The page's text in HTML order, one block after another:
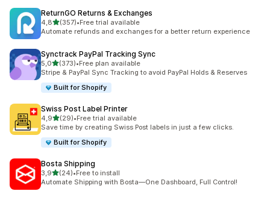
ReturnGO Returns & Exchanges
4,8na 5 gwiazdek
(357)
Łączna liczba recenzji: 357
•Free trial available
Automate refunds and exchanges for a better return experience
Synctrack PayPal Tracking Sync
5,0na 5 gwiazdek
(373)
Łączna liczba recenzji: 373
•Free plan available
Stripe & PayPal Sync Tracking to avoid PayPal Holds & Reserves
Built for Shopify
Swiss Post Label Printer
4,9na 5 gwiazdek
(29)
Łączna liczba recenzji: 29
•Free trial available
Save time by creating Swiss Post labels in just a few clicks.
Built for Shopify
Bosta Shipping
3,9na 5 gwiazdek
(24)
Łączna liczba recenzji: 24
•Free to install
Automate Shipping with Bosta—One Dashboard, Full Control!